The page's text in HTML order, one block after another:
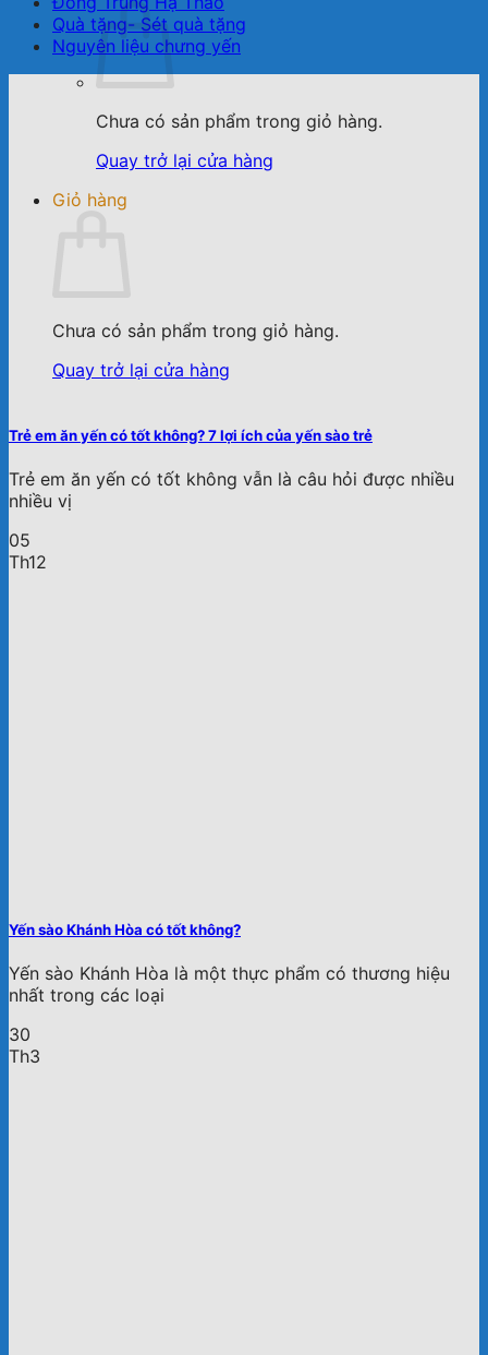
Chưa có sản phẩm trong giỏ hàng.
Quay trở lại cửa hàng
Giỏ hàng
Chưa có sản phẩm trong giỏ hàng.
Quay trở lại cửa hàng
Quà tặng- Sét quà tặng
Nguyên liệu chưng yến
Trẻ em ăn yến có tốt không? 7 lợi ích của yến sào trẻ
Trẻ em ăn yến có tốt không vẫn là câu hỏi được nhiều
nhiều vị
05
Th12
Yến sào Khánh Hòa có tốt không?
Yến sào Khánh Hòa là một thực phẩm có thương hiệu
nhất trong các loại
30
Th3